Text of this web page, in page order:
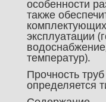
особенности
также
эксплуатации
температур).
Прочность
определяется